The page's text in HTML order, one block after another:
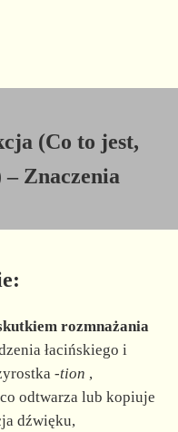
(Co to jest,
Znaczenia
rozmnażania
łacińskiego i
-tion ,
odtwarza lub kopiuje
dźwięku,